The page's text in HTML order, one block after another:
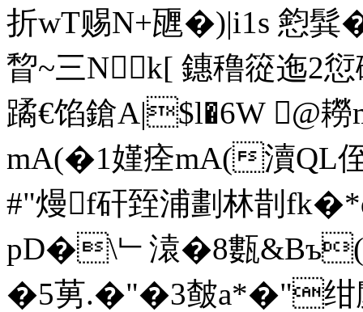
折wT赐N+甅�)|i1s 憌
睝~三Nk[ 鏸穞篵迤2
蹫€馅鎗A|$l�6W @耮
mA(�1嫤痊mA(瀆QL
#"熳f矸臸浦劃林剒
pD�\﹂溒�8甊&Bъ(
�5莮.�"�3皶a*�"绀